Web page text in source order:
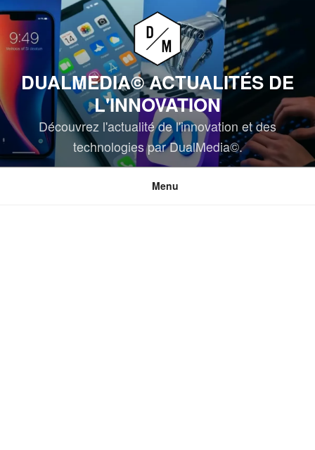
Aller
au
contenu
DUALMEDIA© ACTUALITÉS DE
L'INNOVATION
Découvrez l'actualité de l'innovation et des
technologies par DualMedia©.
Menu